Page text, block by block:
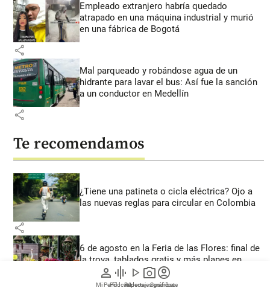
person
Mi Perfil
graphic_eq
Pódcast
play_arrow
Videos
photo_camera
Reportajes gráficos
account_circle
Suscríbete
Empleado extranjero habría quedado
atrapado en una máquina industrial y murió
en una fábrica de Bogotá
share
Mal parqueado y robándose agua de un
hidrante para lavar el bus: Así fue la sanción
a un conductor en Medellín
share
Te recomendamos
¿Tiene una patineta o cicla eléctrica? Ojo a
las nuevas reglas para circular en Colombia
share
6 de agosto en la Feria de las Flores: final de
la trova, tablados gratis y más planes en
Medellín